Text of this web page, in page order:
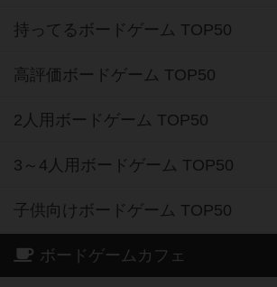
持ってるボードゲーム TOP50
高評価ボードゲーム TOP50
2人用ボードゲーム TOP50
3～4人用ボードゲーム TOP50
子供向けボードゲーム TOP50
ボードゲームカフェ